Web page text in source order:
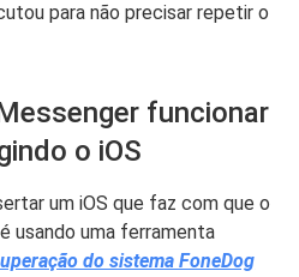
para não precisar repetir o
funcionar
o iOS
um iOS que faz com que o
usando uma ferramenta
do sistema FoneDog